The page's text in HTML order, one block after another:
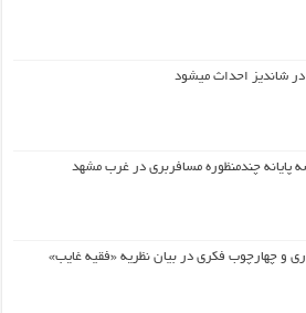
شاندیز احداث میشود
پایانه چندمنظوره مسافربری در غرب مشهد
و چهارچوب فکری در بیان نظریه «فقیه غایب»